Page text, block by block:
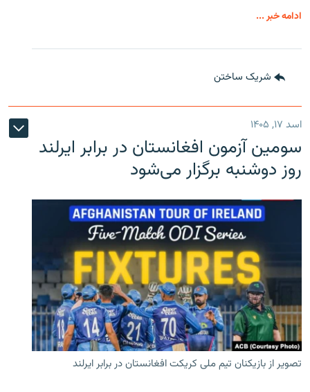
ادامه خبر ...
شریک ساختن
اسد ۱۷, ۱۴۰۵
سومین آزمون افغانستان در برابر ایرلند
روز دوشنبه برگزار می‌شود
تصویر از بازیکنان تیم ملی کریکت افغانستان در برابر ایرلند